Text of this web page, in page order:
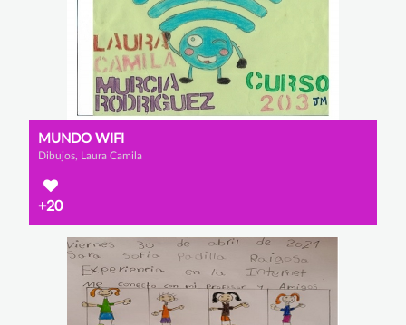
MUNDO WIFI
Dibujos, Laura Camila
+20